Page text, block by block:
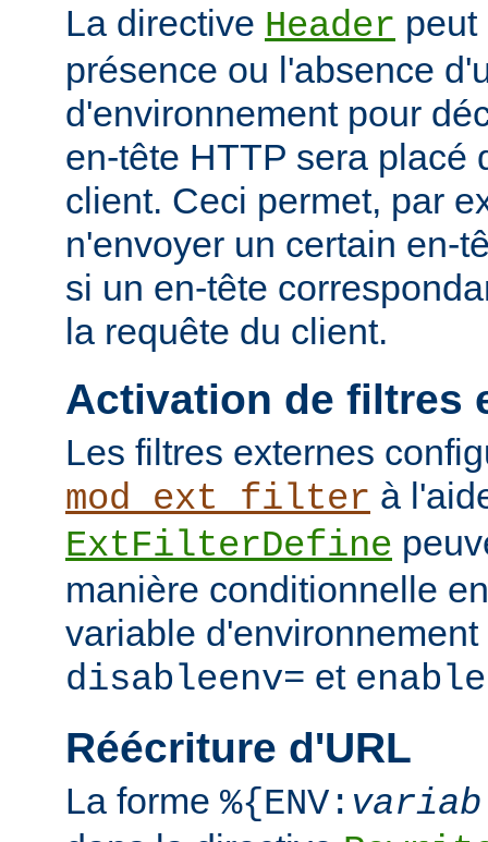
La directive Header peut
présence ou l'absence
d'environnement pour
en-tête HTTP sera placé
client. Ceci permet, par
n'envoyer un certain en-
si un en-tête
la requête du client.
Activation de filtres
Les filtres externes
mod_ext_filter à
ExtFilterDefine
manière conditionnelle
variable
disableenv= et
Réécriture d'URL
La forme %{ENV: